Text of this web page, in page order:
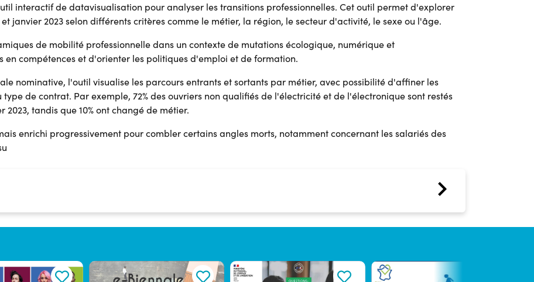
interactif de datavisualisation pour analyser les transitions professionnelles. Cet outil permet d'explorer
janvier 2023 selon différents critères comme le métier, la région, le secteur d'activité, le sexe ou l'âge.
de mobilité professionnelle dans un contexte de mutations écologique, numérique et
compétences et d'orienter les politiques d'emploi et de formation.
nominative, l'outil visualise les parcours entrants et sortants par métier, avec possibilité d'affiner les
de contrat. Par exemple, 72% des ouvriers non qualifiés de l'électricité et de l'électronique sont restés
tandis que 10% ont changé de métier.
enrichi progressivement pour combler certains angles morts, notamment concernant les salariés des